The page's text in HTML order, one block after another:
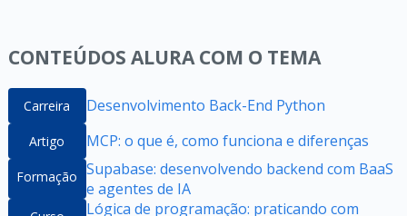
CONTEÚDOS ALURA COM O TEMA
Carreira Desenvolvimento Back-End Python
Artigo MCP: o que é, como funciona e diferenças
Formação Supabase: desenvolvendo backend com BaaS
e agentes de IA
Lógica de programação: praticando com